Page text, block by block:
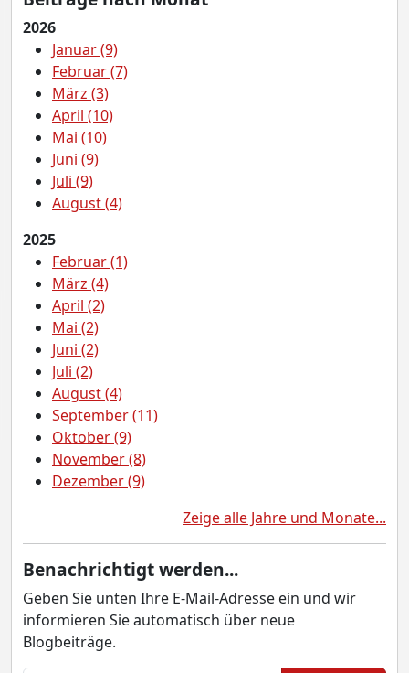
2026
Januar (9)
Februar (7)
März (3)
April (10)
Mai (10)
Juni (9)
Juli (9)
August (4)
2025
Februar (1)
März (4)
April (2)
Mai (2)
Juni (2)
Juli (2)
August (4)
September (11)
Oktober (9)
November (8)
Dezember (9)
Zeige alle Jahre und Monate...
Benachrichtigt werden...
Geben Sie unten Ihre E-Mail-Adresse ein und wir
informieren Sie automatisch über neue
Blogbeiträge.